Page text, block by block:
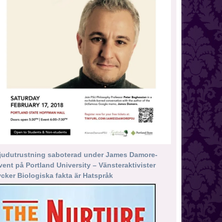
saboterad under James Damore-
på Portland University – Vänsteraktivister
Biologiska fakta är Hatspråk